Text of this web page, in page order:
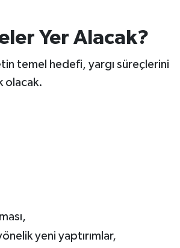
Yer Alacak?
temel hedefi, yargı süreçlerini
olacak.
yeni yaptırımlar,